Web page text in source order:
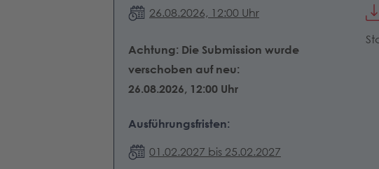
26.08.2026, 12:00 Uhr
Achtung: Die Submission wurde
verschoben auf neu:
26.08.2026, 12:00 Uhr
Ausführungsfristen:
01.02.2027 bis 25.02.2027